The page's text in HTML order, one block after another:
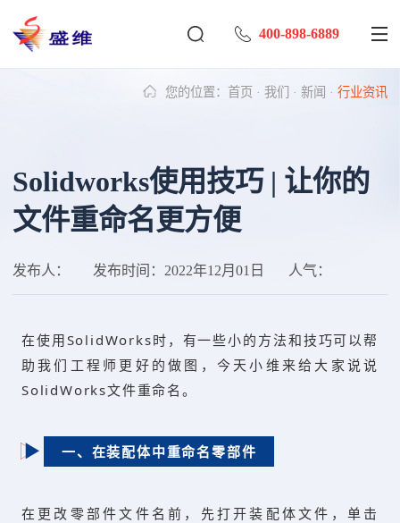
400-898-6889
您的位置： 首页 · 我们 · 新闻 · 行业资讯
Solidworks使用技巧 | 让你的
文件重命名更方便
发布人： 发布时间： 2022年12月01日 人气：
在使用SolidWorks时，有一些小的方法和技巧可以帮
助我们工程师更好的做图，今天小维来给大家说说
SolidWorks文件重命名。
一、在装配体中重命名零部件
在更改零部件文件名前，先打开装配体文件，单击